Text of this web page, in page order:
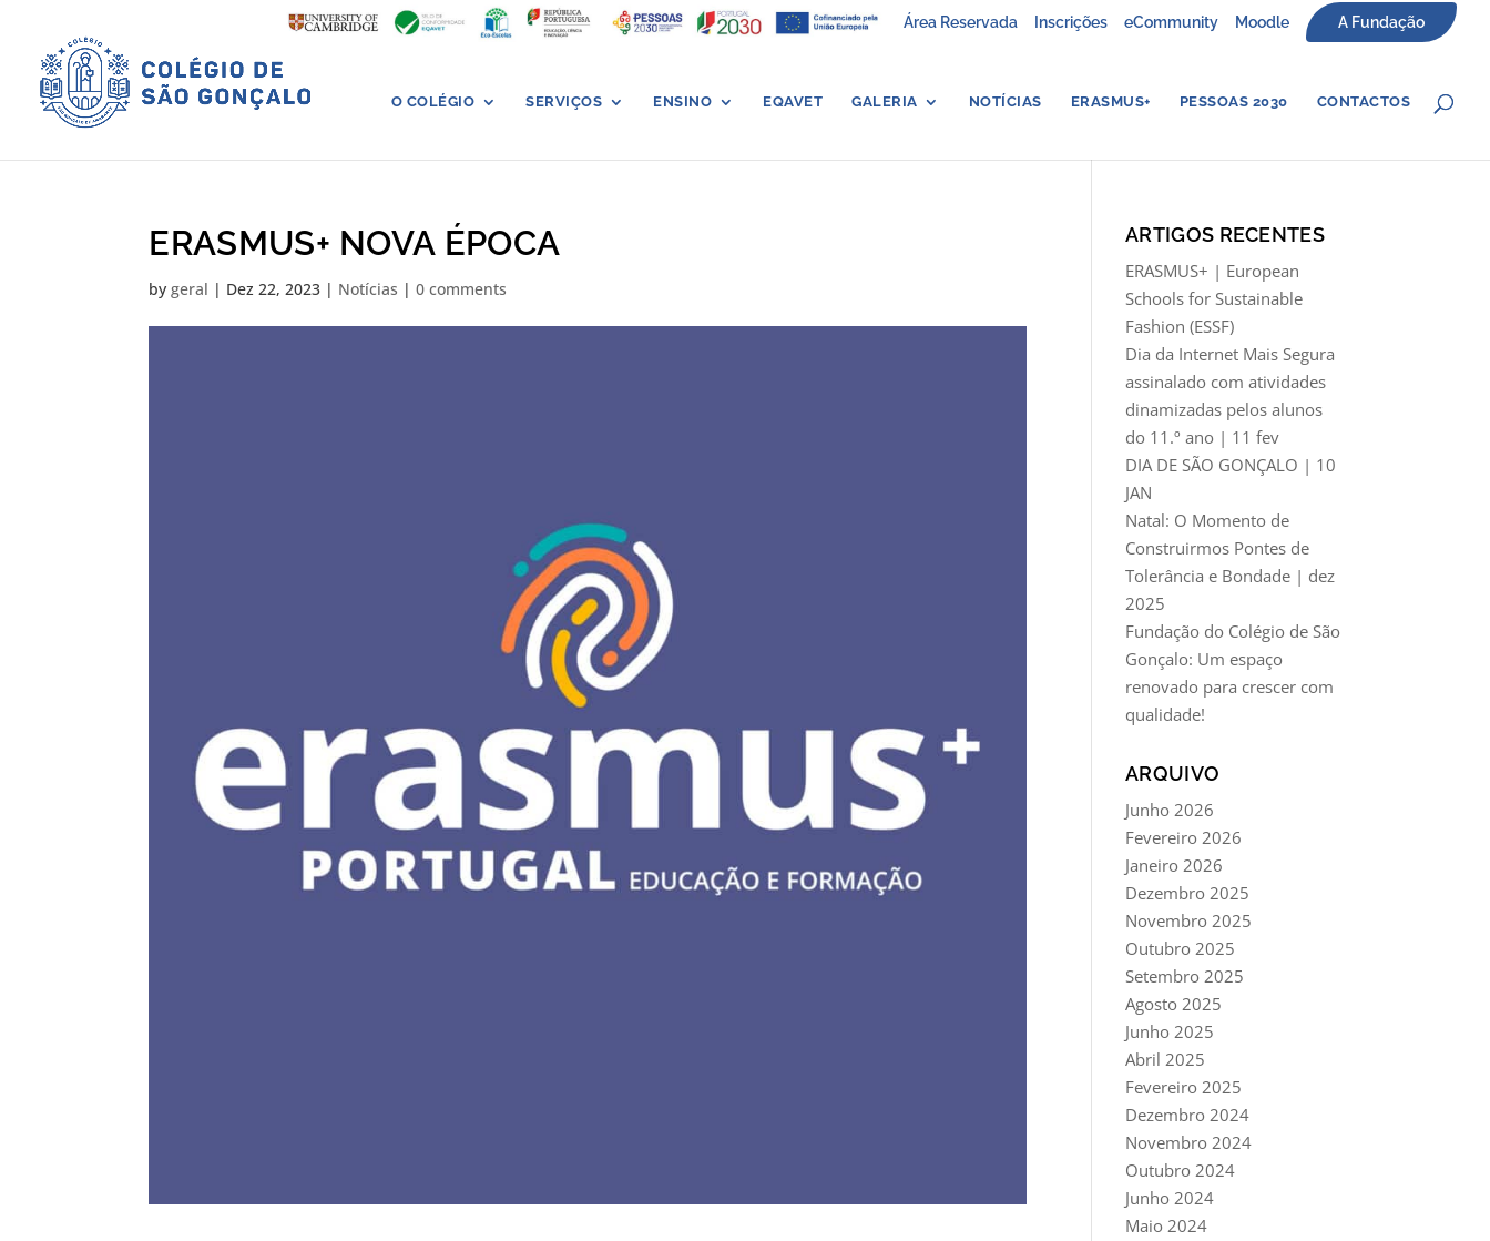
Área Reservada Inscrições eCommunity Moodle A Fundação
O COLÉGIO SERVIÇOS ENSINO EQAVET GALERIA NOTÍCIAS ERASMUS+ PESSOAS 2030 CONTACTOS
ERASMUS+ NOVA ÉPOCA
bygeral | Dez 22, 2023 | Notícias |0 comments
ARTIGOS RECENTES
ERASMUS+ | European
Schools for Sustainable
Fashion (ESSF)
Dia da Internet Mais Segura
assinalado com atividades
dinamizadas pelos alunos
do 11.º ano | 11 fev
DIA DE SÃO GONÇALO | 10
JAN
Natal: O Momento de
Construirmos Pontes de
Tolerância e Bondade | dez
2025
Fundação do Colégio de São
Gonçalo: Um espaço
renovado para crescer com
qualidade!
ARQUIVO
Junho 2026
Fevereiro 2026
Janeiro 2026
Dezembro 2025
Novembro 2025
Outubro 2025
Setembro 2025
Agosto 2025
Junho 2025
Abril 2025
Fevereiro 2025
Dezembro 2024
Novembro 2024
Outubro 2024
Junho 2024
Maio 2024